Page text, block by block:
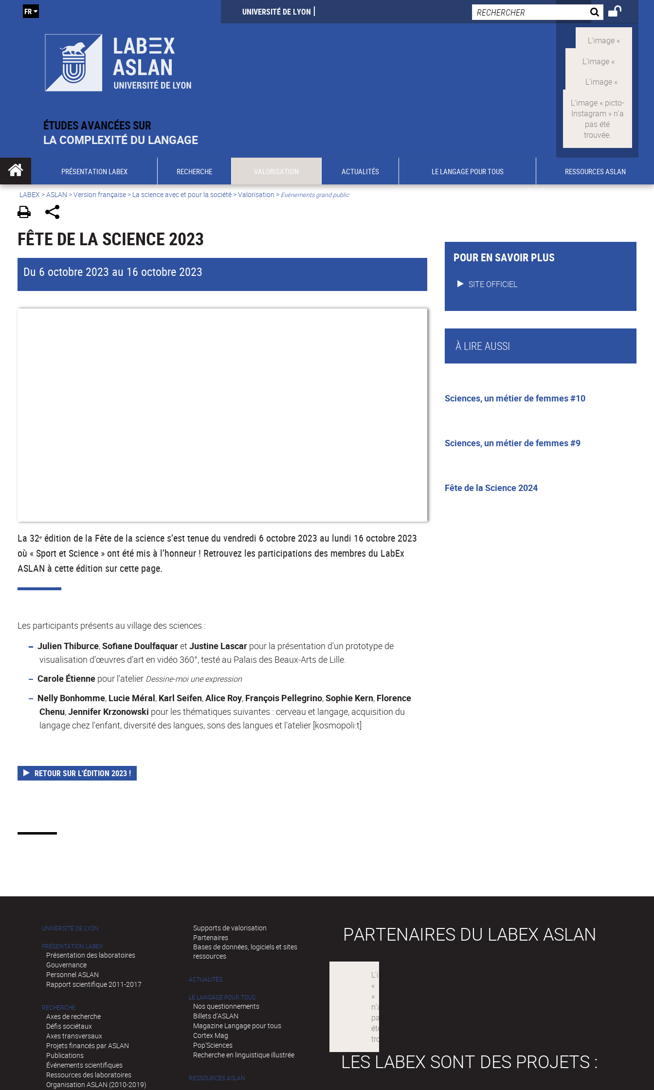
ÉTUDES AVANCÉES SUR
LA COMPLEXITÉ DU LANGAGE
UNIVERSITÉ DE LYON
FR
PRÉSENTATION LABEX RECHERCHE VALORISATION ACTUALITÉS LE LANGAGE POUR TOUS RESSOURCES ASLAN
LABEX >ASLAN >Version française> La science avec et pour la société>Valorisation > Evénements grand public
FÊTE DE LA SCIENCE 2023
Du 6 octobre 2023 au 16 octobre 2023
La 32ᵉ édition de la Fête de la science s’est tenue du vendredi 6 octobre 2023 au lundi 16 octobre 2023
où « Sport et Science » ont été mis à l’honneur ! Retrouvez les participations des membres du LabEx
ASLAN à cette édition sur cette page.
Les participants présents au village des sciences :
Julien Thiburce,Sofiane Doulfaquaret Justine Lascarpour la présentation d'un prototype de
visualisation d’œuvres d’art en vidéo 360°, testé au Palais des Beaux-Arts de Lille.
Carole Étiennepour l'atelier Dessine-moi une expression
Nelly Bonhomme, Lucie Méral, Karl Seifen,Alice Roy, François Pellegrino,Sophie Kern, Florence
Chenu,Jennifer Krzonowski pour les thématiques suivantes : cerveau et langage, acquisition du
langage chez l'enfant, diversité des langues, sons des langues et l'atelier [kosmopoli:t]
RETOUR SUR L'ÉDITION 2023 !
À LIRE AUSSI
Sciences, un métier de femmes #10
Sciences, un métier de femmes #9
Fête de la Science 2024
POUR EN SAVOIR PLUS
SITE OFFICIEL
UNIVERSITÉ DE LYON
PRÉSENTATION LABEX
Présentation des laboratoires
Gouvernance
Personnel ASLAN
Rapport scientifique 2011-2017
RECHERCHE
Axes de recherche
Défis sociétaux
Axes transversaux
Projets financés par ASLAN
Publications
Événements scientifiques
Ressources des laboratoires
Organisation ASLAN (2010-2019)
Supports de valorisation
Partenaires
Bases de données, logiciels et sites
ressources
ACTUALITÉS
LE LANGAGE POUR TOUS
Nos questionnements
Billets d'ASLAN
Magazine Langage pour tous
Cortex Mag
Pop'Sciences
Recherche en linguistique illustrée
RESSOURCES ASLAN
PARTENAIRES DU LABEX ASLAN
LES LABEX SONT DES PROJETS :